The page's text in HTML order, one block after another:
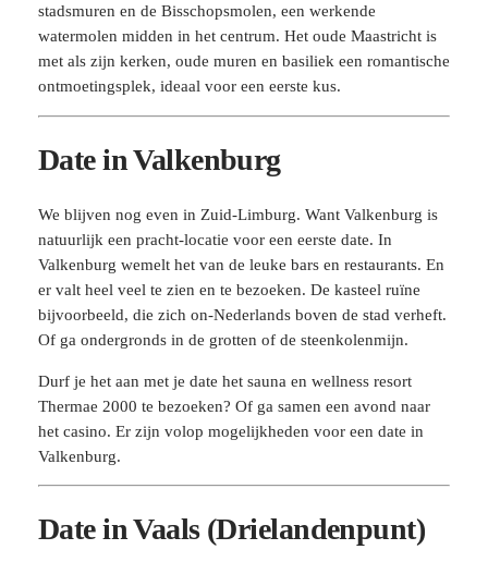
stadsmuren en de Bisschopsmolen, een werkende
watermolen midden in het centrum. Het oude Maastricht is
met als zijn kerken, oude muren en basiliek een romantische
ontmoetingsplek, ideaal voor een eerste kus.
Date in Valkenburg
We blijven nog even in Zuid-Limburg. Want Valkenburg is
natuurlijk een pracht-locatie voor een eerste date. In
Valkenburg wemelt het van de leuke bars en restaurants. En
er valt heel veel te zien en te bezoeken. De kasteel ruïne
bijvoorbeeld, die zich on-Nederlands boven de stad verheft.
Of ga ondergronds in de grotten of de steenkolenmijn.
Durf je het aan met je date het sauna en wellness resort
Thermae 2000 te bezoeken? Of ga samen een avond naar
het casino. Er zijn volop mogelijkheden voor een date in
Valkenburg.
Date in Vaals (Drielandenpunt)